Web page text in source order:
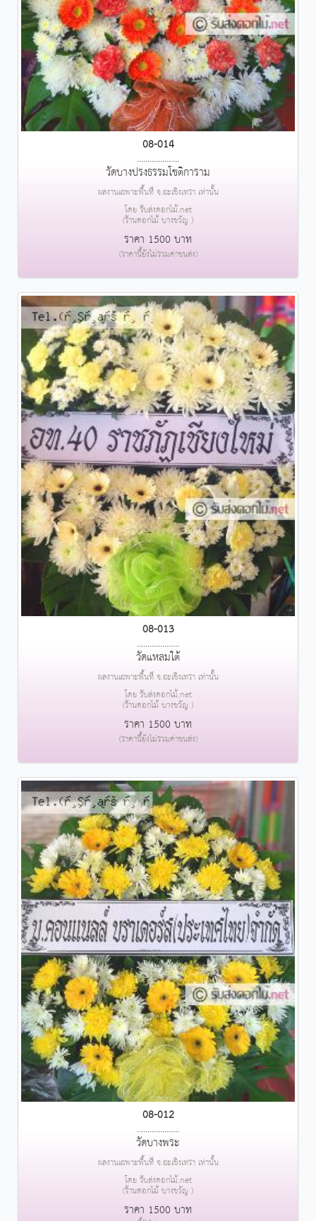
08-014
....................
วัดบางปรงธรรมโชติการาม
ผลงานเฉพาะพื้นที่ จ.ฉะเชิงเทรา เท่านั้น
โดย รับส่งดอกไม้.net
(ร้านดอกไม้ บางขวัญ )
ราคา 1500 บาท
(ราคานี้ยังไม่รวมค่าขนส่ง)
08-013
....................
วัดแหลมใต้
ผลงานเฉพาะพื้นที่ จ.ฉะเชิงเทรา เท่านั้น
โดย รับส่งดอกไม้.net
(ร้านดอกไม้ บางขวัญ )
ราคา 1500 บาท
(ราคานี้ยังไม่รวมค่าขนส่ง)
08-012
....................
วัดบางพระ
ผลงานเฉพาะพื้นที่ จ.ฉะเชิงเทรา เท่านั้น
โดย รับส่งดอกไม้.net
(ร้านดอกไม้ บางขวัญ )
ราคา 1500 บาท